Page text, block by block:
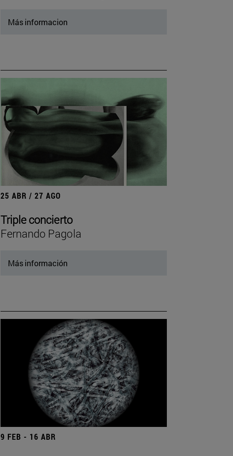
Más informacion
25 ABR / 27 AGO
Triple concierto
Fernando Pagola
Más información
9 FEB - 16 ABR